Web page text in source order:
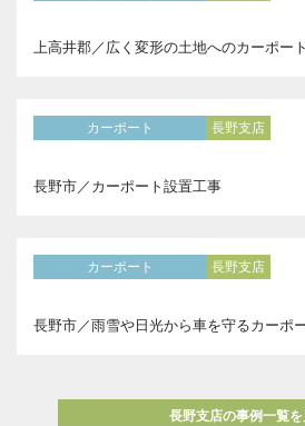
上高井郡／広く変形の土地へのカーポー
カーポート 長野支店
長野市／カーポート設置工事
カーポート 長野支店
長野市／雨雪や日光から車を守るカーポ
長野支店の事例一覧を